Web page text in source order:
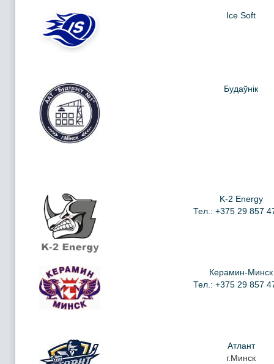
Ice Soft
Будаўнiк
K-2 Energy
Тел.: +375 29 857
Керамин-Минск
Тел.: +375 29 857
Атлант
г.Минск